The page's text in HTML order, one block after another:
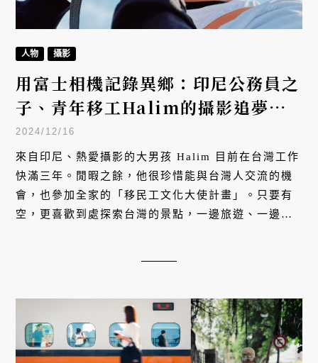
人物 攝影
用富士相機記錄異鄉：印尼公務員之
子、青年移工Halim的攝影追夢故
事
2024/12/16
來自印尼、熱愛攝影的大男孩 Halim 目前在台灣工作
快滿三年。閒暇之餘，他很珍惜能與台灣人交流的機
會，也參加全家的「移民工文化大使計畫」。只要有
空，更喜歡到處探索台灣的景點，一邊旅遊、一邊拍